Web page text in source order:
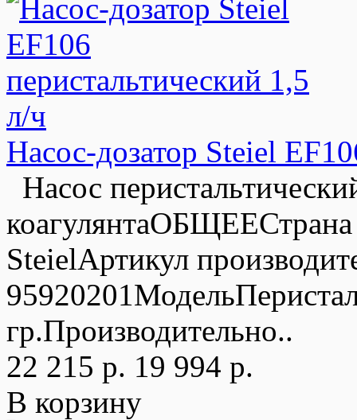
Насос-дозатор Steiel
Насос
SteielАртикул
гр.Производительно..
22 215 р. 19 994 р.
В корзину